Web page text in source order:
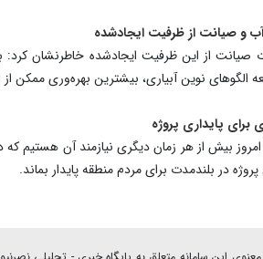
و صیانت از ظرفیت ایجادشده
صیانت از این ظرفیت ایجادشده خاطرنشان
الگوهای نوین آبیاری، بیشترین بهره‌وری ممکن
برای پایداری پروژه
امروز بیش از هر زمان دیگری نیازمند آن
در بلندمدت برای مردم منطقه پایدار بماند.